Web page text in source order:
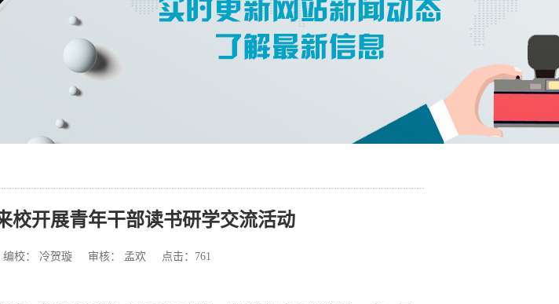
校开展青年干部读书研学交流活动
冷贺璇 审核： 孟欢 点击： 761